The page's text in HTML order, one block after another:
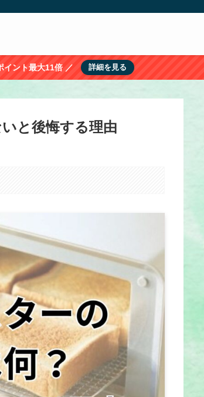
イント最大11倍 ／ 詳細を見る
と後悔する理由